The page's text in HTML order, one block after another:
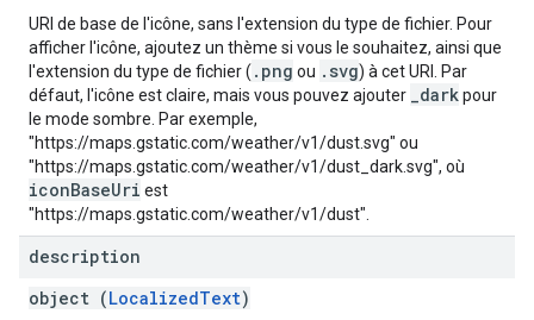
URI de base de l'icône, sans l'extension du type de fichier. Pour
afficher l'icône, ajoutez un thème si vous le souhaitez, ainsi que
l'extension du type de fichier ( .png ou .svg) à cet URI. Par
défaut, l'icône est claire, mais vous pouvez ajouter
_darkpour
le mode sombre. Par exemple,
"https://maps.gstatic.com/weather/v1/dust.svg" ou
"https://maps.gstatic.com/weather/v1/dust_dark.svg", où
iconBaseUri est
"https://maps.gstatic.com/weather/v1/dust".
description
object (LocalizedText)